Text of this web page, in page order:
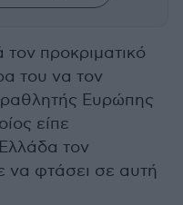
προκριματικό
του να τον
Ευρώπης
είπε
τον
να φτάσει σε αυτή